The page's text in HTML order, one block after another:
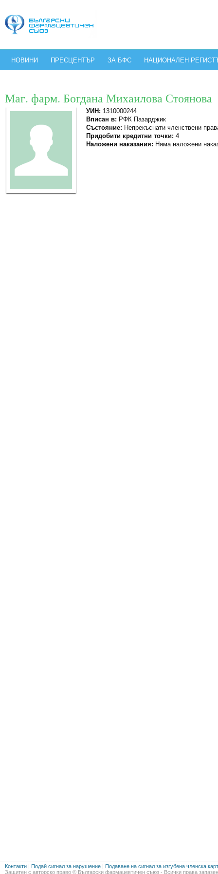
НОВИНИ ПРЕСЦЕНТЪР ЗА БФС НАЦИОНАЛЕН
Маг. фарм. Богдана Михаилова Стоянова
УИН: 1310000244
Вписан в: РФК Пазарджик
Състояние: Непрекъснати членствени
Придобити кредитни точки: 4
Наложени наказания: Няма наложени
Контакти | Подай сигнал за нарушение | Подаване на сигнал за изгубена членска
Защитен с авторско право © Български фармацевтичен съюз - Всички права